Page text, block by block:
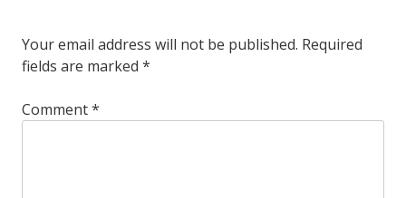
Cara
Your email address will not be published. Required
fields are marked *
Comment*